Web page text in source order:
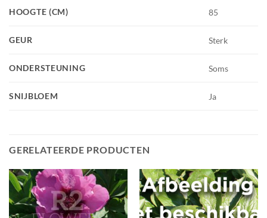
HOOGTE (CM) 85
GEUR Sterk
ONDERSTEUNING Soms
SNIJBLOEM Ja
GERELATEERDE PRODUCTEN